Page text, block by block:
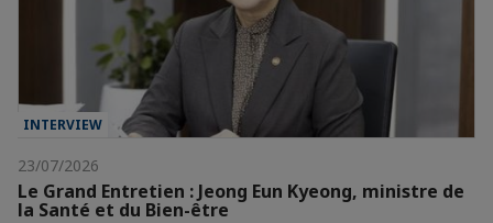
INTERVIEW
23/07/2026
Le Grand Entretien : Jeong Eun Kyeong, ministre de
la Santé et du Bien-être